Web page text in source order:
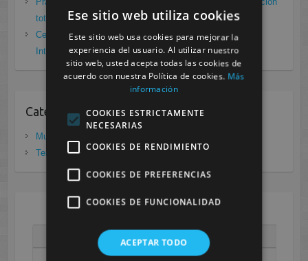
total frente a Covid19 enero 26, 2021
Cesur Murcia: Premio Especial FP, XIII Congreso
Internacional Enfermedades raras noviembre 26, 2020
Categorias
Murcia
Tenerife (20)
Ese sitio web utiliza cookies
Este sitio web usa cookies para mejorar la
experiencia del usuario. Al utilizar nuestro
sitio web, usted acepta todas las cookies de
acuerdo con nuestra Política de cookies. Más
información
COOKIES ESTRICTAMENTE
NECESARIAS
COOKIES DE RENDIMIENTO
COOKIES DE PREFERENCIAS
COOKIES DE FUNCIONALIDAD
ACEPTAR TODO